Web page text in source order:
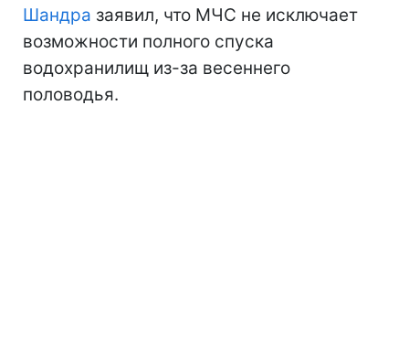
Шандра заявил, что МЧС не исключает
возможности полного спуска
водохранилищ из-за весеннего
половодья.